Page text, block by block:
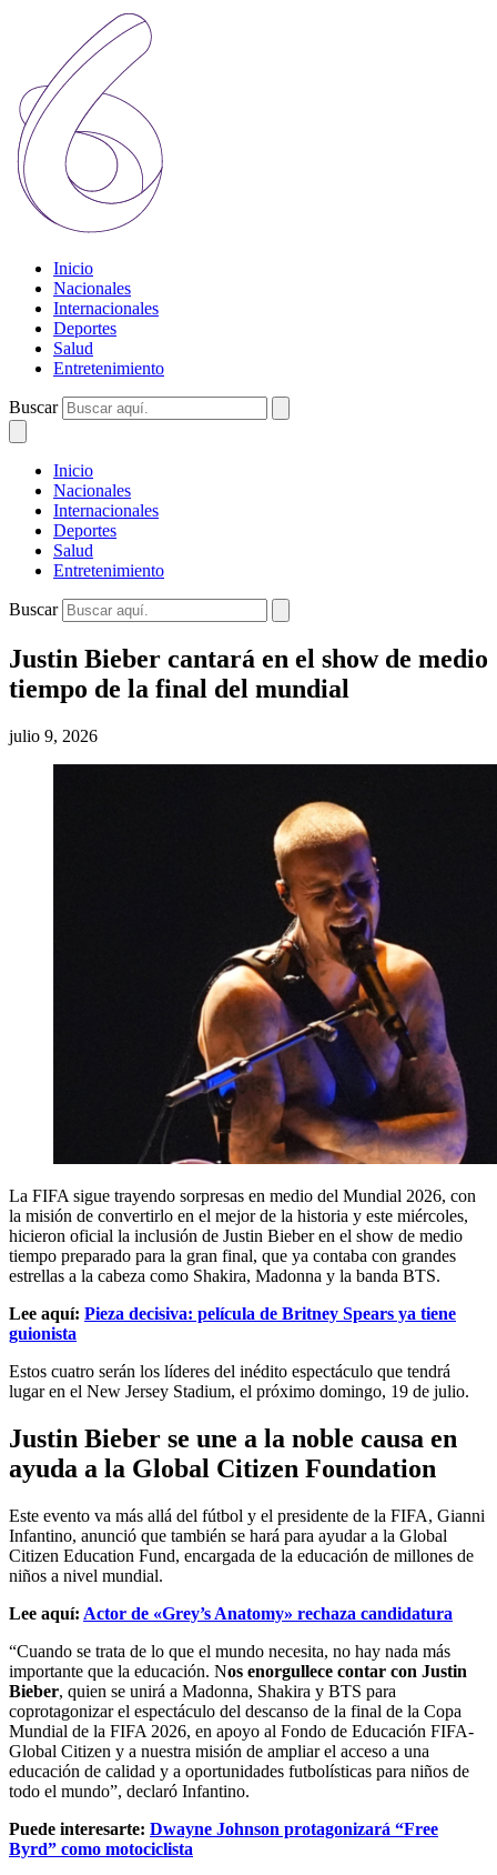
Inicio
Nacionales
Internacionales
Deportes
Salud
Entretenimiento
Buscar
Inicio
Nacionales
Internacionales
Deportes
Salud
Entretenimiento
Buscar
Justin Bieber cantará en el show de medio
tiempo de la final del mundial
julio 9, 2026
La FIFA sigue trayendo sorpresas en medio del Mundial 2026, con
la misión de convertirlo en el mejor de la historia y este miércoles,
hicieron oficial la inclusión de Justin Bieber en el show de medio
tiempo preparado para la gran final, que ya contaba con grandes
estrellas a la cabeza como Shakira, Madonna y la banda BTS.
Lee aquí: Pieza decisiva: película de Britney Spears ya tiene
guionista
Estos cuatro serán los líderes del inédito espectáculo que tendrá
lugar en el New Jersey Stadium, el próximo domingo, 19 de julio.
Justin Bieber se une a la noble causa en
ayuda a la Global Citizen Foundation
Este evento va más allá del fútbol y el presidente de la FIFA, Gianni
Infantino, anunció que también se hará para ayudar a la Global
Citizen Education Fund, encargada de la educación de millones de
niños a nivel mundial.
Lee aquí: Actor de «Grey’s Anatomy» rechaza candidatura
“Cuando se trata de lo que el mundo necesita, no hay nada más
importante que la educación. Nos enorgullece contar con Justin
Bieber, quien se unirá a Madonna, Shakira y BTS para
coprotagonizar el espectáculo del descanso de la final de la Copa
Mundial de la FIFA 2026, en apoyo al Fondo de Educación FIFA-
Global Citizen y a nuestra misión de ampliar el acceso a una
educación de calidad y a oportunidades futbolísticas para niños de
todo el mundo”, declaró Infantino.
Puede interesarte: Dwayne Johnson protagonizará “Free
Byrd” como motociclista